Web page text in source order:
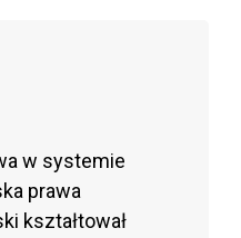
w systemie
prawa
kształtował